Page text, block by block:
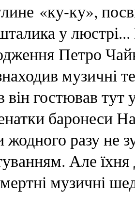
«ку-ку»,
у
Петро
музичні
він гостював тут
баронеси
жодного разу не
Але їхня
музичні